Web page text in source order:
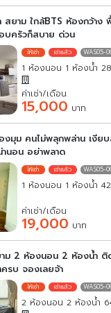
สยาม ใกล้BTS ห้องกว้าง
บครัวก็สบาย ด่วน
WAS05-
1 ห้องนอน 1 ห้องน้ำ
ค่าเช่า/เดือน
15,000 บาท
งมุม คนไม่พลุกพล่าน เงีย
นอน อย่าพลาด
WAS05-
1 ห้องนอน 1 ห้องน้ำ
ค่าเช่า/เดือน
19,000 บาท
ม 2 ห้องนอน 2 ห้องน้ำ ติ
รบ จองเลยจ้า
WAS05-
2 ห้องนอน 2 ห้องน้ำ